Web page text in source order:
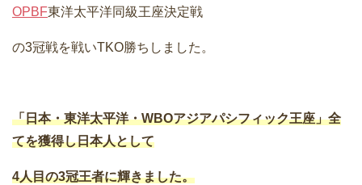
OPBF東洋太平洋同級王座決定戦
の3冠戦を戦いTKO勝ちしました。
「日本・東洋太平洋・WBOアジアパシフィック王座」全
てを獲得し日本人として
4人目の3冠王者に輝きました。